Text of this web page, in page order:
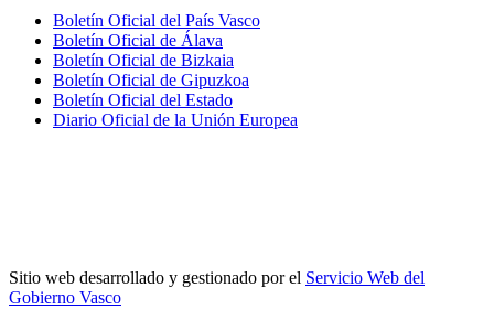
Boletín Oficial del País Vasco
Boletín Oficial de Álava
Boletín Oficial de Bizkaia
Boletín Oficial de Gipuzkoa
Boletín Oficial del Estado
Diario Oficial de la Unión Europea
Sitio web desarrollado y gestionado por el Servicio Web del
Gobierno Vasco